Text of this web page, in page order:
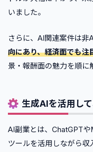
AI音楽・BGM生成
• GPTs・Difyアプリ
AI絵本・Kindle出
note / Brain でAIプ
4. 【ジャンル別】AI
•文章生成｜
•画像生成｜
•動画生成・編集｜
いました。
さらに、AI関連案件は非
向にあり、経済面でも注
景・報酬面の魅力を順に
生成AIを活用し
AI副業とは、ChatGPT
ツールを活用しながら収